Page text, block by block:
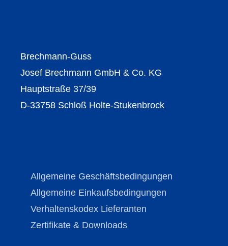
Brechmann-Guss
Josef Brechmann GmbH & Co. KG
Hauptstraße 37/39
D-33758 Schloß Holte-Stukenbrock
Allgemeine Geschäftsbedingungen
Allgemeine Einkaufsbedingungen
Verhaltenskodex Lieferanten
Zertifikate & Downloads